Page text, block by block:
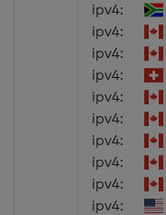
ipv4:
ipv4:
ipv4:
ipv4:
ipv4:
ipv4:
ipv4:
ipv4:
ipv4:
ipv4: